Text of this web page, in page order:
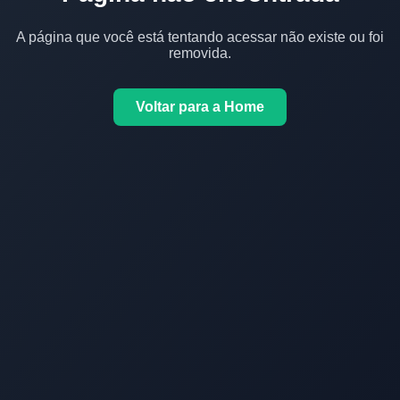
A página que você está tentando acessar não existe ou foi
removida.
Voltar para a Home